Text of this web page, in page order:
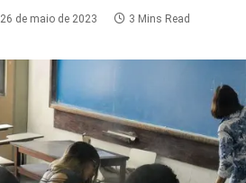
26 de maio de 2023 3 Mins Read